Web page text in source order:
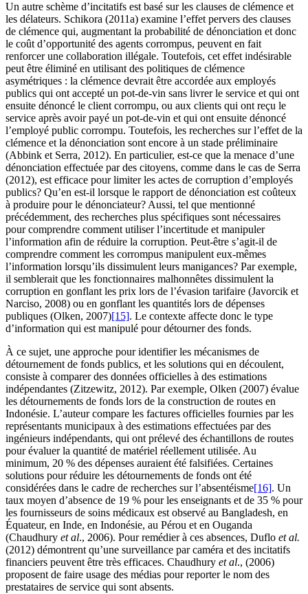
Un autre schème d’incitatifs est basé sur les clauses de clémence et
les délateurs. Schikora (2011a) examine l’effet pervers des clauses
de clémence qui, augmentant la probabilité de dénonciation et donc
le coût d’opportunité des agents corrompus, peuvent en fait
renforcer une collaboration illégale. Toutefois, cet effet indésirable
peut être éliminé en utilisant des politiques de clémence
asymétriques : la clémence devrait être accordée aux employés
publics qui ont accepté un pot-de-vin sans livrer le service et qui ont
ensuite dénoncé le client corrompu, ou aux clients qui ont reçu le
service après avoir payé un pot-de-vin et qui ont ensuite dénoncé
l’employé public corrompu. Toutefois, les recherches sur l’effet de la
clémence et la dénonciation sont encore à un stade préliminaire
(Abbink et Serra, 2012). En particulier, est-ce que la menace d’une
dénonciation effectuée par des citoyens, comme dans le cas de Serra
(2012), est efficace pour limiter les actes de corruption d’employés
publics? Qu’en est-il lorsque le rapport de dénonciation est coûteux
à produire pour le dénonciateur? Aussi, tel que mentionné
précédemment, des recherches plus spécifiques sont nécessaires
pour comprendre comment utiliser l’incertitude et manipuler
l’information afin de réduire la corruption. Peut-être s’agit-il de
comprendre comment les corrompus manipulent eux-mêmes
l’information lorsqu’ils dissimulent leurs manigances? Par exemple,
il semblerait que les fonctionnaires malhonnêtes dissimulent la
corruption en gonflant les prix lors de l’évasion tarifaire (Javorcik et
Narciso, 2008) ou en gonflant les quantités lors de dépenses
publiques (Olken, 2007)[15]. Le contexte affecte donc le type
d’information qui est manipulé pour détourner des fonds.
À ce sujet, une approche pour identifier les mécanismes de
détournement de fonds publics, et les solutions qui en découlent,
consiste à comparer des données officielles à des estimations
indépendantes (Zitzewitz, 2012). Par exemple, Olken (2007) évalue
les détournements de fonds lors de la construction de routes en
Indonésie. L’auteur compare les factures officielles fournies par les
représentants municipaux à des estimations effectuées par des
ingénieurs indépendants, qui ont prélevé des échantillons de routes
pour évaluer la quantité de matériel réellement utilisée. Au
minimum, 20 % des dépenses auraient été falsifiées. Certaines
solutions pour réduire les détournements de fonds ont été
considérées dans le cadre de recherches sur l’absentéisme[16]. Un
taux moyen d’absence de 19 % pour les enseignants et de 35 % pour
les fournisseurs de soins médicaux est observé au Bangladesh, en
Équateur, en Inde, en Indonésie, au Pérou et en Ouganda
(Chaudhury et al., 2006). Pour remédier à ces absences, Duflo et al.
(2012) démontrent qu’une surveillance par caméra et des incitatifs
financiers peuvent être très efficaces. Chaudhury et al., (2006)
proposent de faire usage des médias pour reporter le nom des
prestataires de service qui sont absents.